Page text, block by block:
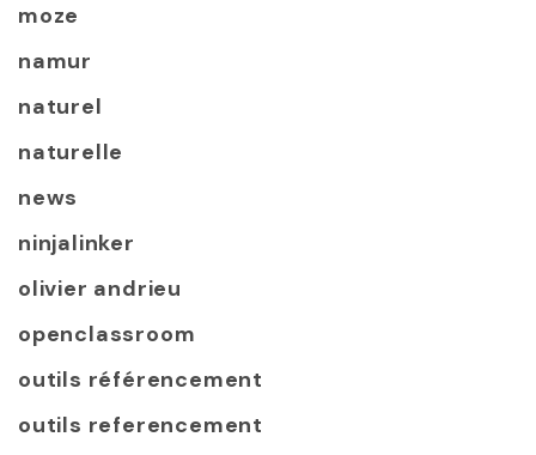
moze
namur
naturel
naturelle
news
ninjalinker
olivier andrieu
openclassroom
outils référencement
outils referencement